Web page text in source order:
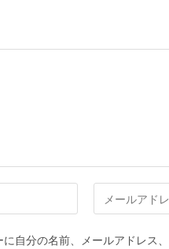
自分の名前、メールアドレス、